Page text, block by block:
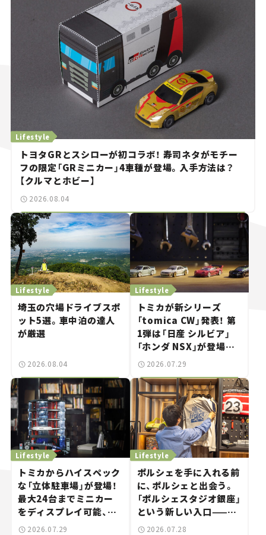
トヨタGRとスシローが初コラボ！ 寿司ネタがモチー
フの限定「GRミニカー」4車種が登場。入手方法は？
【クルマとホビー】
Lifestyle
2026.08.04
埼玉の穴場ドライブスポ
ット5選。車中泊の達人
が厳選
Lifestyle
2026.08.04
トミカが新シリーズ
「tomica CW」発表！ 第
1弾は「日産 シルビア」
「ホンダ NSX」が登場。
世界が注目す
とホビー】
Lifestyle
2026.07.29
トミカからハイスペック
な「立体駐車場」が登場！
最大24台までミニカー
をディスプレイ可能、特
別な「日産 GT-R
Lifestyle
2026.07.29
ポルシェを手に入れる前
に、ポルシェと出会う。
「ポルシェスタジオ銀座」
という新しい入口——連
載｜CCGとクルマでどう
Lifestyle
2026.07.28